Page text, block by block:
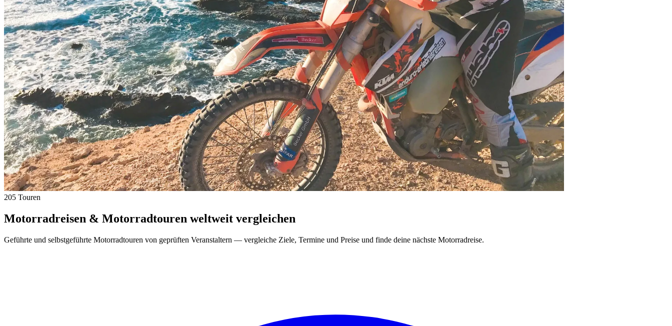
205 Touren
Motorradreisen & Motorradtouren weltweit vergleichen
Geführte und selbstgeführte Motorradtouren von geprüften Veranstaltern — vergleiche Ziele, Termine und Preise und finde deine nächste Motorradreise.